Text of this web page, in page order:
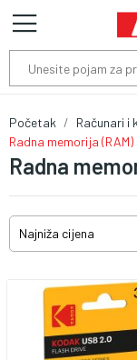
Radna
Početak Računari i
Radna memorija (RAM)
Najniža cijena